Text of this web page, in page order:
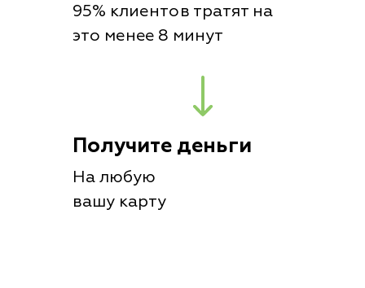
95% клиентов тратят на
это менее 8 минут
Получите деньги
На любую
вашу карту